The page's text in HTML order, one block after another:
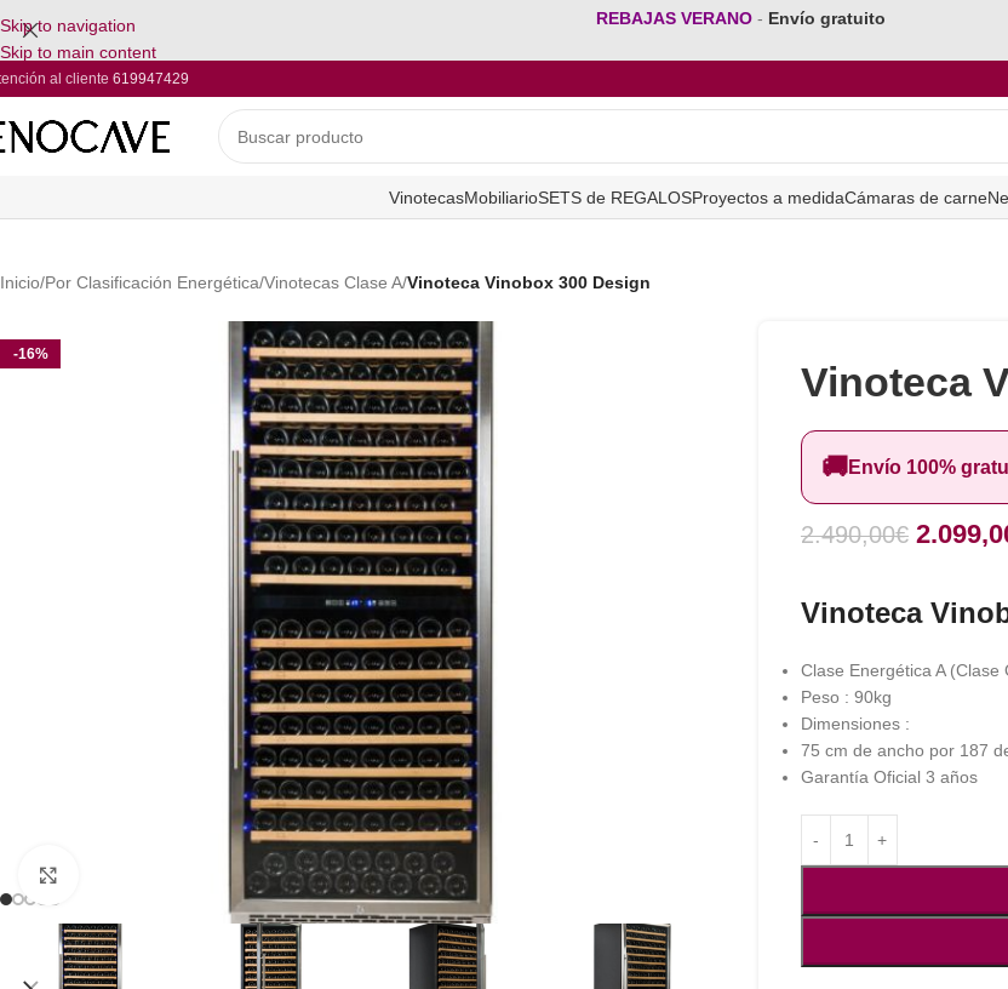
Skip to navigation
Skip to main content
REBAJAS VERANO - Envío gratuito
al cliente 619947429
VinotecasMobiliarioSETS de REGALOSProyectos a medidaCámaras de carne
Inicio/Por Clasificación Energética/Vinotecas Clase A/Vinoteca Vinobox 300 Design
-16%
Vinoteca
🚚Envío 100%
2.490,00€
Vinoteca
Clase Energética A (Clase
Peso : 90kg
Dimensiones :
75 cm de ancho por 187
Garantía Oficial 3 años